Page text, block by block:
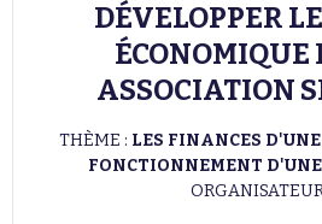
DÉVELOPPER
ÉCONOMIQUE
ASSOCIATION
THÈME : LES FINANCES
FONCTIONNEMENT